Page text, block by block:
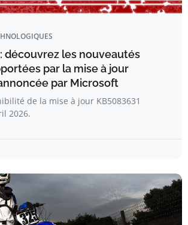
découvrez les nouveautés
par la mise à jour
par Microsoft
de la mise à jour KB5083631
2026.